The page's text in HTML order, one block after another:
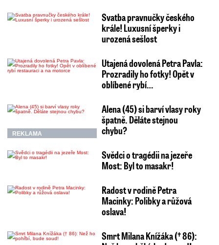
Svatba pravnučky českého
krále! Luxusní šperky i
urozená sešlost
Utajená dovolená Petra Pavla:
Prozradily ho fotky! Opět v
oblíbené rybí…
REKLAMA
Alena (45) si barví vlasy roky
špatně. Děláte stejnou
chybu?
Svědci o tragédii na jezeře
Most: Byl to masakr!
Radost v rodině Petra
Macinky: Polibky a růžová
oslava!
Smrt Milana Knížáka († 86):